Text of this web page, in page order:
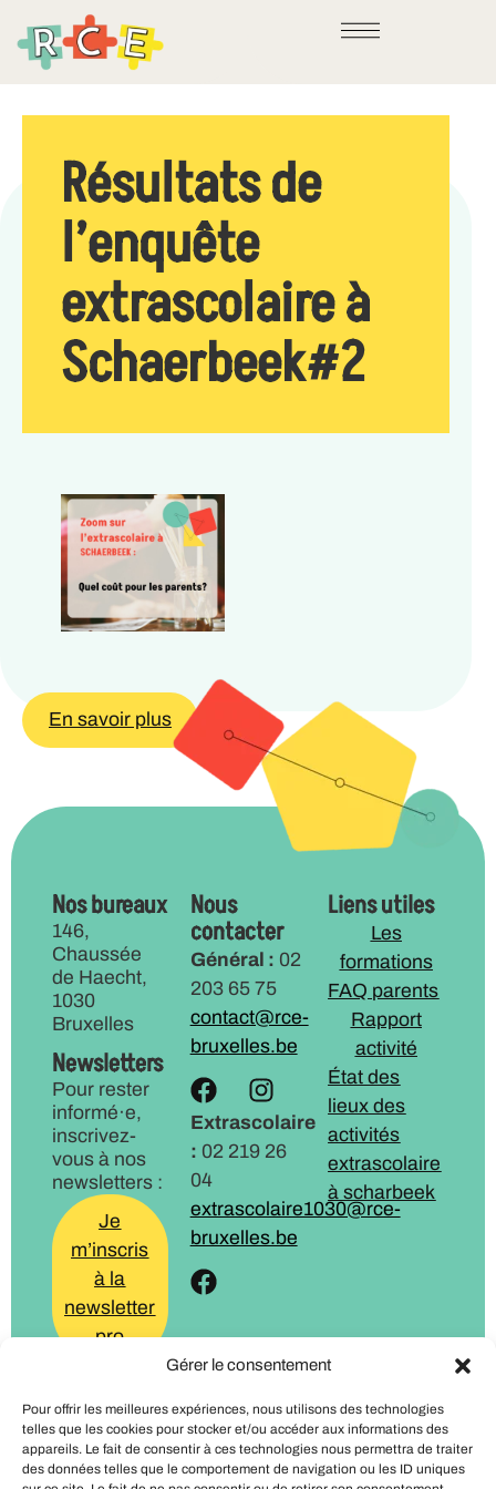
Gérer le consentement
Pour offrir les meilleures expériences, nous utilisons des technologies
telles que les cookies pour stocker et/ou accéder aux informations des
appareils. Le fait de consentir à ces technologies nous permettra de traiter
des données telles que le comportement de navigation ou les ID uniques
Résultats de
l’enquête
extrascolaire à
Schaerbeek#2
En savoir plus
Nos bureaux
146,
Chaussée
de Haecht,
1030
Bruxelles
Newsletters
Pour rester
informé·e,
inscrivez-
vous à nos
newsletters :
Je
m’inscris
à la
newsletter
pro
m’inscris
à la
newsletter
Nous
contacter
Général : 02
203 65 75
contact@rce-
bruxelles.be
Extrascolaire
: 02 219 26
04
extrascolaire1030@rce-
bruxelles.be
Liens utiles
Les
formations
FAQ parents
Rapport
activité
État des
lieux des
activités
extrascolaire
à scharbeek